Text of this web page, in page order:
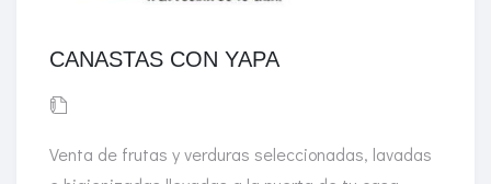
CANASTAS CON YAPA
Venta de frutas y verduras seleccionadas, lavadas